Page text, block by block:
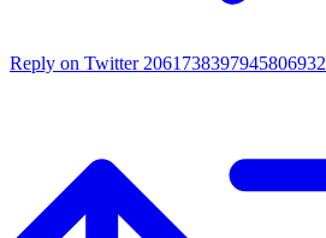
Reply on Twitter 2061738397945806932